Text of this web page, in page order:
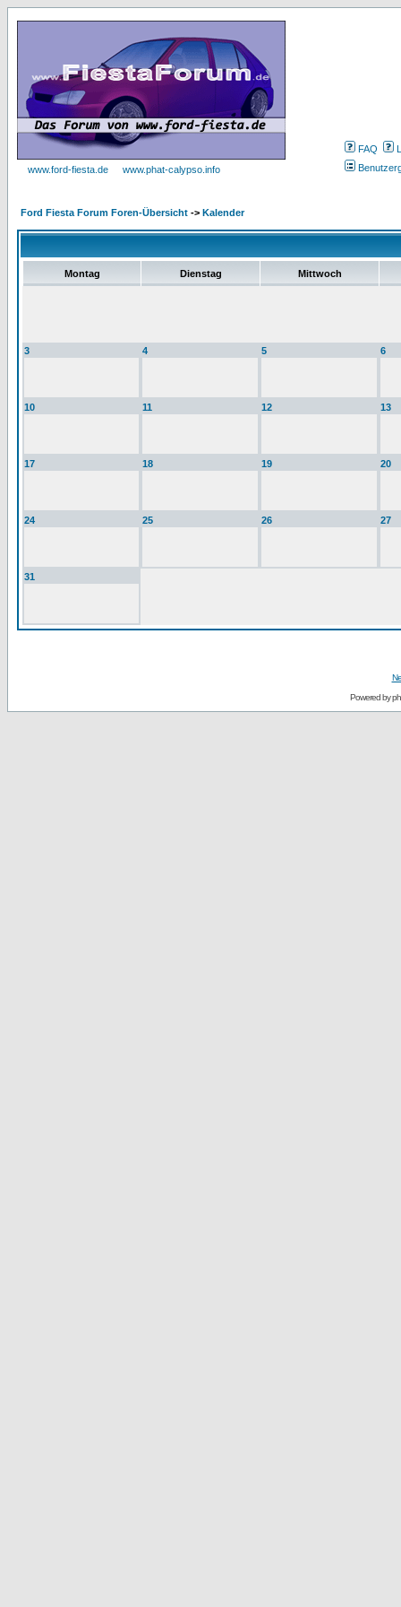
www.ford-fiesta.de www.phat-calypso.info
FAQ
Ford Fiesta Forum Foren-Übersicht -> Kalender
Montag Dienstag Mittwoch
3 4 5 6
10 11 12 13
17 18 19 20
24 25 26 27
31
Powered by